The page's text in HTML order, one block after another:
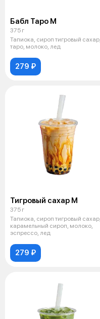
Бабл Таро М
375 г
Тапиока, сироп тигровый сахар,
таро, молоко, лед
279 ₽
Тигровый сахар М
375 г
Тапиока, сироп тигровый сахар,
карамельный сироп, молоко,
эспрессо, лед
279 ₽